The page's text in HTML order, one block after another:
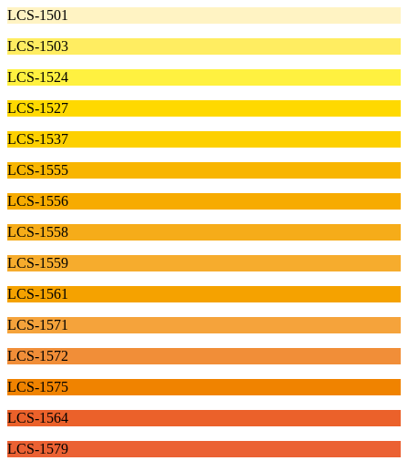
LCS-1501
LCS-1503
LCS-1524
LCS-1527
LCS-1537
LCS-1555
LCS-1556
LCS-1558
LCS-1559
LCS-1561
LCS-1571
LCS-1572
LCS-1575
LCS-1564
LCS-1579